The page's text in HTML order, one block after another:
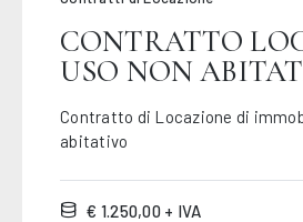
CONTRATTO
USO NON
Contratto di Locazione di
abitativo
€ 1.250,00 + IVA